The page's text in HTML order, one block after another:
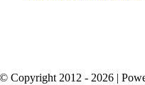
© Copyright 2012 - 2026 |